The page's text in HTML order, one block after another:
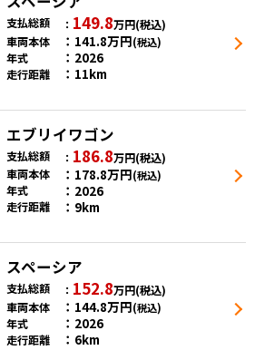
支払総額 149.8万円(税込)
車両本体
141.8万円(税込)
年式 2026
走行距離 11km
エブリイワゴン
支払総額 186.8万円(税込)
車両本体
178.8万円(税込)
年式 2026
走行距離 9km
スペーシア
支払総額 152.8万円(税込)
車両本体
144.8万円(税込)
年式 2026
走行距離 6km